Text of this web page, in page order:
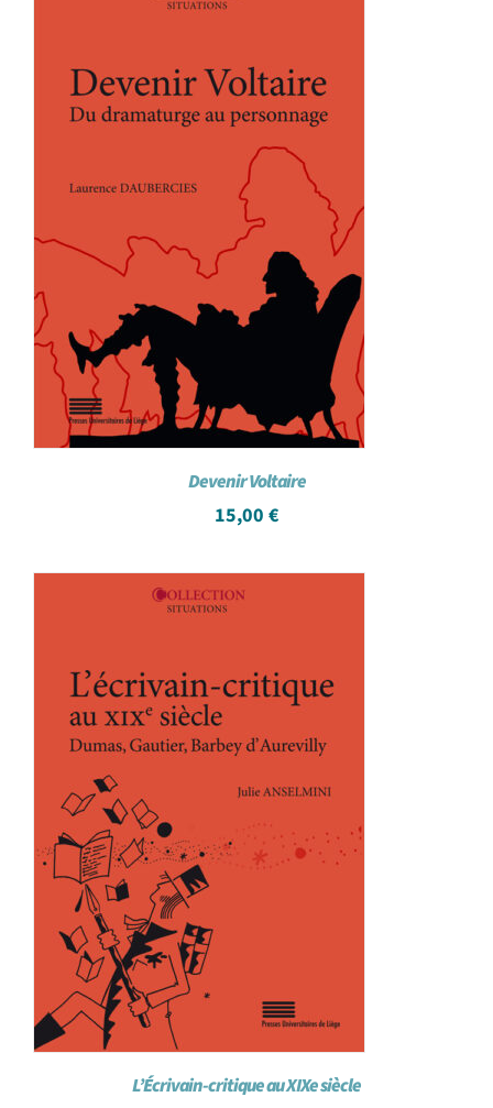
Panier WooCommerce
Devenir Voltaire
15,00 €
L’Écrivain-critique au XIXe siècle